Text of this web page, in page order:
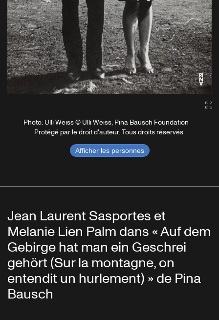
Photo: Ulli Weiss © Ulli Weiss, Pina Bausch Foundation
Protégé par le droit d'auteur. Tous droits réservés.
Afficher les personnes
Jean Laurent Sasportes et
Melanie Lien Palm dans « Auf dem
Gebirge hat man ein Geschrei
gehört (Sur la montagne, on
entendit un hurlement) » de Pina
Bausch